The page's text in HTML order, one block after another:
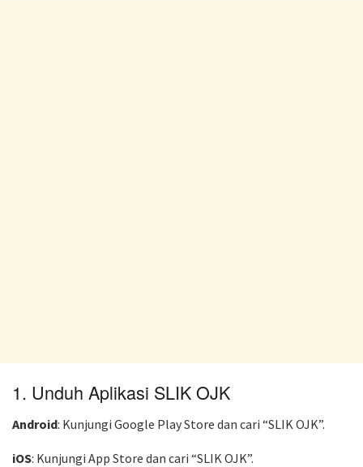
1. Unduh Aplikasi SLIK OJK
Android: Kunjungi Google Play Store dan cari “SLIK OJK”.
iOS: Kunjungi App Store dan cari “SLIK OJK”.